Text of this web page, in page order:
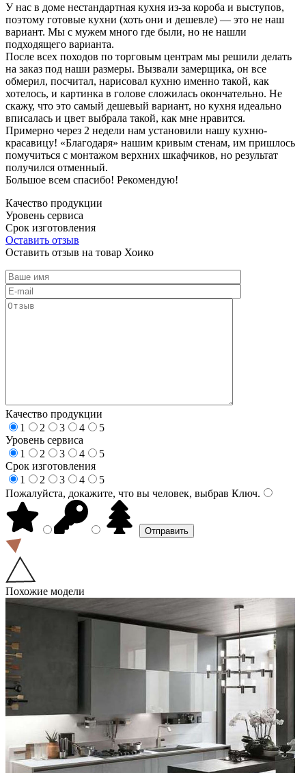
У нас в доме нестандартная кухня из-за короба и выступов,
поэтому готовые кухни (хоть они и дешевле) — это не наш
вариант. Мы с мужем много где были, но не нашли
подходящего варианта.
После всех походов по торговым центрам мы решили делать
на заказ под наши размеры. Вызвали замерщика, он все
обмерил, посчитал, нарисовал кухню именно такой, как
хотелось, и картинка в голове сложилась окончательно. Не
скажу, что это самый дешевый вариант, но кухня идеально
вписалась и цвет выбрала такой, как мне нравится.
Примерно через 2 недели нам установили нашу кухню-
красавицу! «Благодаря» нашим кривым стенам, им пришлось
помучиться с монтажом верхних шкафчиков, но результат
получился отменный.
Большое всем спасибо! Рекомендую!
Качество продукции
Уровень сервиса
Срок изготовления
Оставить отзыв
Оставить отзыв на товар Хоико
Качество продукции
1
2 3 4
5
Уровень сервиса
1
2 3 4
5
Срок изготовления
1
2 3 4
5
Пожалуйста, докажите, что вы человек, выбрав Ключ.
Похожие модели